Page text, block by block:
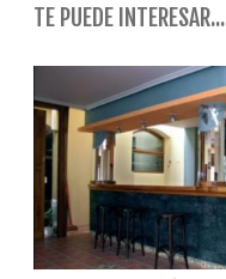
TE PUEDE INTERESAR...